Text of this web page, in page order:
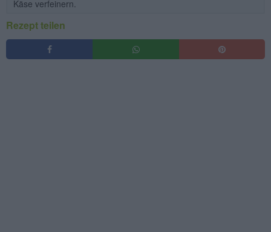
Käse verfeinern.
Rezept teilen